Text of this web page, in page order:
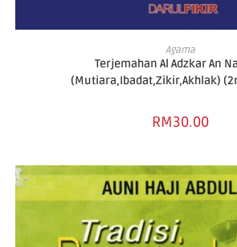
ADD TO BASKET
Agama
Terjemahan Al Adzkar An
(Mutiara,Ibadat,Zikir,Akhlak)
RM30.00